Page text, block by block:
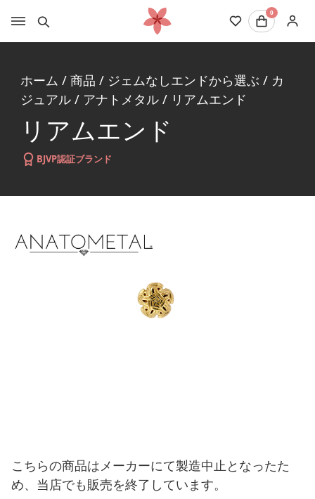
0
ホーム / 商品 / ジェムなしエンドから選ぶ / カ
ジュアル/ アナトメタル/ リアムエンド
リアムエンド
BJVP認証ブランド
こちらの商品はメーカーにて製造中止となったた
め、当店でも販売を終了しています。